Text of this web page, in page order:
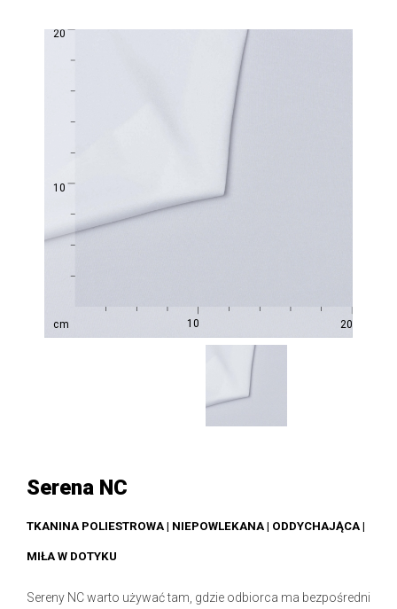
Serena NC
TKANINA POLIESTROWA | NIEPOWLEKANA | ODDYCHAJĄCA |
MIŁA W DOTYKU
Sereny NC warto używać tam, gdzie odbiorca ma bezpośredni